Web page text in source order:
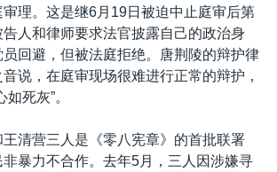
理。这是继6月19日被迫中止庭审后第
人和律师要求法官披露自己的政治身
回避，但被法庭拒绝。唐荆陵的辩护律
说，在庭审现场很难进行正常的辩护，
死灰”。
清营三人是《零八宪章》的首批联署
非暴力不合作。去年5月，三人因涉嫌寻